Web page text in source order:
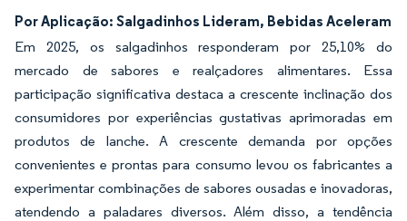
Por Aplicação: Salgadinhos Lideram, Bebidas Aceleram
Em 2025, os salgadinhos responderam por 25,10% do
mercado de sabores e realçadores alimentares. Essa
participação significativa destaca a crescente inclinação dos
consumidores por experiências gustativas aprimoradas em
produtos de lanche. A crescente demanda por opções
convenientes e prontas para consumo levou os fabricantes a
experimentar combinações de sabores ousadas e inovadoras,
atendendo a paladares diversos. Além disso, a tendência